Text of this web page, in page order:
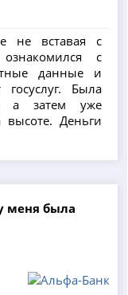
не вставая с
с
данные и
Была
а затем уже
Деньги
меня была